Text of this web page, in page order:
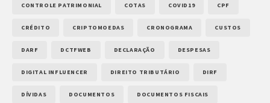
CONTROLE PATRIMONIAL COTAS COVID19 CPF
CRÉDITO CRIPTOMOEDAS CRONOGRAMA CUSTOS
DARF DCTFWEB DECLARAÇÃO DESPESAS
DIGITAL INFLUENCER DIREITO TRIBUTÁRIO DIRF
DÍVIDAS DOCUMENTOS DOCUMENTOS FISCAIS